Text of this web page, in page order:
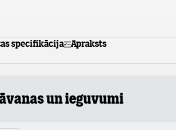
specifikācija Apraksts
un ieguvumi